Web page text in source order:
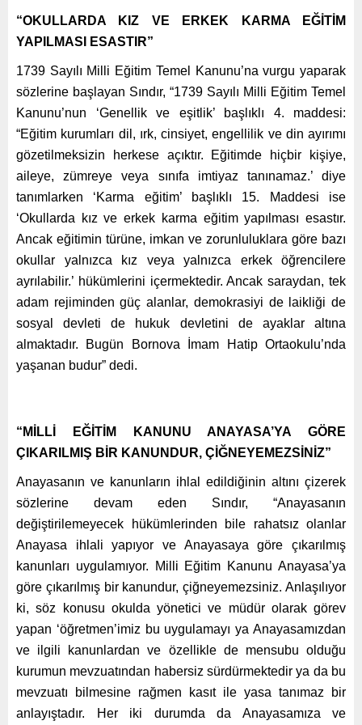
“OKULLARDA KIZ VE ERKEK KARMA EĞİTİM
YAPILMASI ESASTIR”
1739 Sayılı Milli Eğitim Temel Kanunu’na vurgu yaparak
sözlerine başlayan Sındır, “1739 Sayılı Milli Eğitim Temel
Kanunu’nun ‘Genellik ve eşitlik’ başlıklı 4. maddesi:
“Eğitim kurumları dil, ırk, cinsiyet, engellilik ve din ayırımı
gözetilmeksizin herkese açıktır. Eğitimde hiçbir kişiye,
aileye, zümreye veya sınıfa imtiyaz tanınamaz.’ diye
tanımlarken ‘Karma eğitim’ başlıklı 15. Maddesi ise
‘Okullarda kız ve erkek karma eğitim yapılması esastır.
Ancak eğitimin türüne, imkan ve zorunluluklara göre bazı
okullar yalnızca kız veya yalnızca erkek öğrencilere
ayrılabilir.’ hükümlerini içermektedir. Ancak saraydan, tek
adam rejiminden güç alanlar, demokrasiyi de laikliği de
sosyal devleti de hukuk devletini de ayaklar altına
almaktadır. Bugün Bornova İmam Hatip Ortaokulu’nda
yaşanan budur” dedi.
“MİLLİ EĞİTİM KANUNU ANAYASA’YA GÖRE
ÇIKARILMIŞ BİR KANUNDUR, ÇİĞNEYEMEZSİNİZ”
Anayasanın ve kanunların ihlal edildiğinin altını çizerek
sözlerine devam eden Sındır, “Anayasanın
değiştirilemeyecek hükümlerinden bile rahatsız olanlar
Anayasa ihlali yapıyor ve Anayasaya göre çıkarılmış
kanunları uygulamıyor. Milli Eğitim Kanunu Anayasa’ya
göre çıkarılmış bir kanundur, çiğneyemezsiniz. Anlaşılıyor
ki, söz konusu okulda yönetici ve müdür olarak görev
yapan ‘öğretmen’imiz bu uygulamayı ya Anayasamızdan
ve ilgili kanunlardan ve özellikle de mensubu olduğu
kurumun mevzuatından habersiz sürdürmektedir ya da bu
mevzuatı bilmesine rağmen kasıt ile yasa tanımaz bir
anlayıştadır. Her iki durumda da Anayasamıza ve